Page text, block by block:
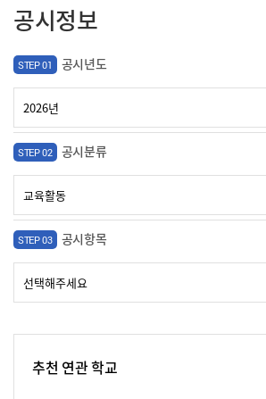
공시정보
STEP 01 공시년도
STEP 02 공시분류
STEP 03 공시항목
추천 연관 학교